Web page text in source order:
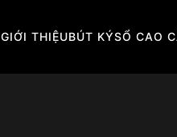
GIỚI THIỆUBÚT KÝSỔ CAO